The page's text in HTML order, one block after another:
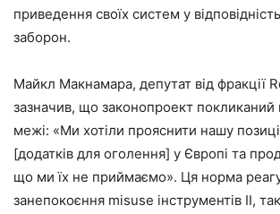
приведення своїх систем у
заборон.
Майкл Макнамара, депутат від фракції
зазначив, що законопроект покликаний
межі: «Ми хотіли прояснити нашу
[додатків для оголення] у Європі та
що ми їх не приймаємо». Ця норма
занепокоєння misuse інструментів ІІ,